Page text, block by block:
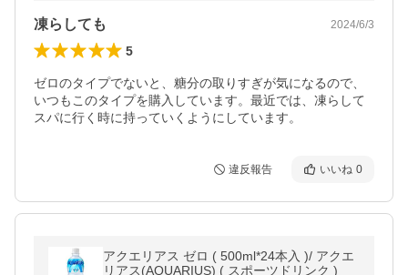
凍らしても 2024/6/3
5
ゼロのタイプでないと、糖分の取りすぎが気になるので、
いつもこのタイプを購入しています。最近では、凍らして
スパに行く時に持っていくようにしています。
違反報告 いいね 0
アクエリアス ゼロ ( 500ml*24本入 )/ アクエ
リアス(AQUARIUS) ( スポーツドリンク )